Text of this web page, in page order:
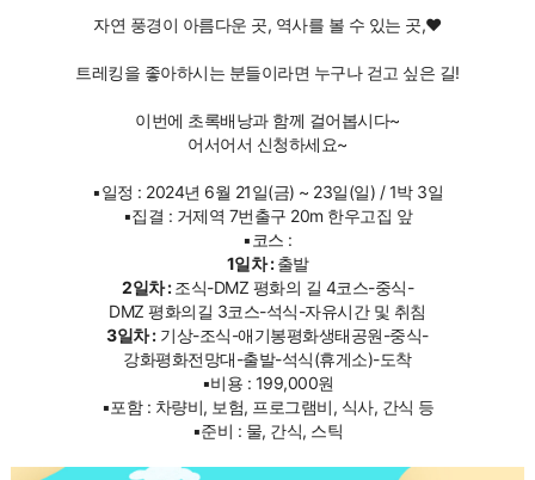
자연 풍경이 아름다운 곳, 역사를 볼 수 있는 곳,❤
트레킹을 좋아하시는 분들이라면 누구나 걷고 싶은 길!
이번에 초록배낭과 함께 걸어봅시다~
어서어서 신청하세요~
▪️일정 : 2024년 6월 21일(금) ~ 23일(일) / 1박 3일
▪️집결 : 거제역 7번출구 20m 한우고집 앞
▪️코스 :
1일차 :출발
2일차 :조식-DMZ 평화의 길 4코스-중식-
DMZ 평화의길 3코스-석식-자유시간 및 취침
3일차 :기상-조식-애기봉평화생태공원-중식-
강화평화전망대-출발-석식(휴게소)-도착
▪️비용 : 199,000원
▪️포함 : 차량비, 보험, 프로그램비, 식사, 간식 등
▪️준비 : 물, 간식, 스틱